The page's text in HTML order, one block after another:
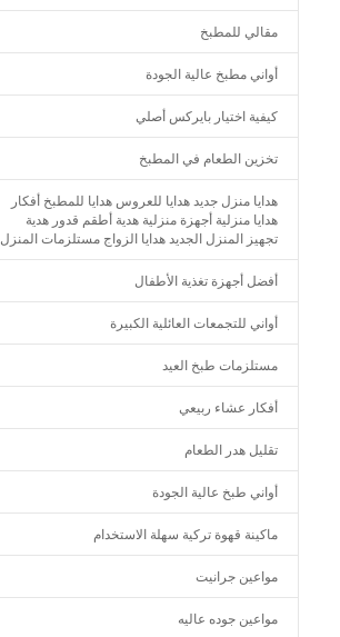
مقالي للمطبخ
أواني مطبخ عالية الجودة
كيفية اختيار بايركس أصلي
تخزين الطعام في المطبخ
هدايا منزل جديد هدايا للعروس هدايا للمطبخ أفكار
هدايا منزلية أجهزة منزلية هدية أطقم قدور هدية
تجهيز المنزل الجديد هدايا الزواج مستلزمات المنزل
أفضل أجهزة تغذية الأطفال
أواني للتجمعات العائلية الكبيرة
مستلزمات طبخ العيد
أفكار عشاء ربيعي
تقليل هدر الطعام
أواني طبخ عالية الجودة
ماكينة قهوة تركية سهلة الاستخدام
مواعين جرانيت
مواعين جوده عاليه